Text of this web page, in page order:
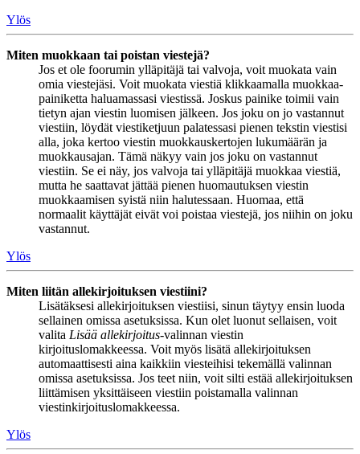
Ylös
Miten muokkaan tai poistan viestejä?
Jos et ole foorumin ylläpitäjä tai valvoja, voit muokata vain
omia viestejäsi. Voit muokata viestiä klikkaamalla muokkaa-
painiketta haluamassasi viestissä. Joskus painike toimii vain
tietyn ajan viestin luomisen jälkeen. Jos joku on jo vastannut
viestiin, löydät viestiketjuun palatessasi pienen tekstin viestisi
alla, joka kertoo viestin muokkauskertojen lukumäärän ja
muokkausajan. Tämä näkyy vain jos joku on vastannut
viestiin. Se ei näy, jos valvoja tai ylläpitäjä muokkaa viestiä,
mutta he saattavat jättää pienen huomautuksen viestin
muokkaamisen syistä niin halutessaan. Huomaa, että
normaalit käyttäjät eivät voi poistaa viestejä, jos niihin on joku
vastannut.
Ylös
Miten liitän allekirjoituksen viestiini?
Lisätäksesi allekirjoituksen viestiisi, sinun täytyy ensin luoda
sellainen omissa asetuksissa. Kun olet luonut sellaisen, voit
valita Lisää allekirjoitus-valinnan viestin
kirjoituslomakkeessa. Voit myös lisätä allekirjoituksen
automaattisesti aina kaikkiin viesteihisi tekemällä valinnan
omissa asetuksissa. Jos teet niin, voit silti estää allekirjoituksen
liittämisen yksittäiseen viestiin poistamalla valinnan
viestinkirjoituslomakkeessa.
Ylös